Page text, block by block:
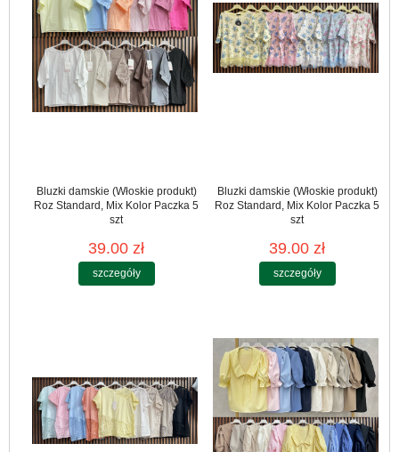
Bluzki damskie (Włoskie produkt)
Roz Standard, Mix Kolor Paczka 5
szt
39.00 zł
szczegóły
Bluzki damskie (Włoskie produkt)
Roz Standard, Mix Kolor Paczka 5
szt
39.00 zł
szczegóły